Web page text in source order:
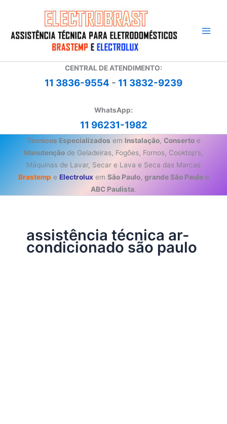
conteúdo
CENTRAL DE ATENDIMENTO:
11 3836-9554 - 11 3832-9239
WhatsApp:
11 96231-1982
Técnicos Especializados em Instalação, Consertoe
Manutenção de Geladeiras, Fogões, Fornos, Cooktop's,
Máquinas de Lavar, Secar e Lava e Seca das Marcas
Brastemp e Electroluxem São Paulo, grande São Pauloe
ABC Paulista.
assistência técnica ar-
condicionado são paulo